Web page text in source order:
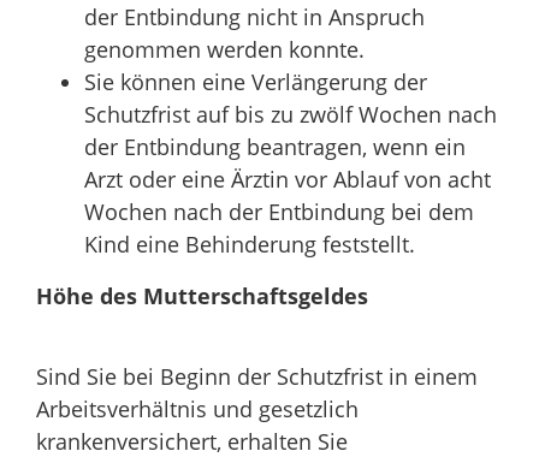
der Entbindung nicht in Anspruch
genommen werden konnte.
Sie können eine Verlängerung der
Schutzfrist auf bis zu zwölf Wochen nach
der Entbindung beantragen, wenn ein
Arzt oder eine Ärztin vor Ablauf von acht
Wochen nach der Entbindung bei dem
Kind eine Behinderung feststellt.
Höhe des Mutterschaftsgeldes
Sind Sie bei Beginn der Schutzfrist in einem
Arbeitsverhältnis und gesetzlich
krankenversichert, erhalten Sie